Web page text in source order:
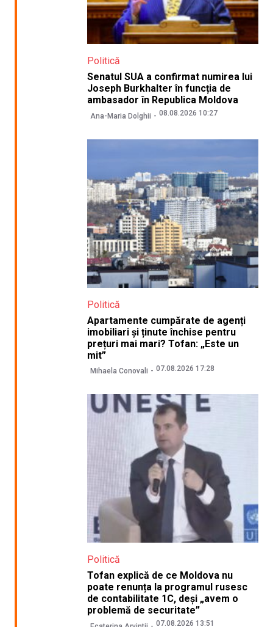
Politică
Senatul SUA a confirmat numirea lui
Joseph Burkhalter în funcția de
ambasador în Republica Moldova
Ana-Maria Dolghii 08.08.2026 10:27
Politică
Apartamente cumpărate de agenți
imobiliari și ținute închise pentru
prețuri mai mari? Tofan: „Este un
mit”
Mihaela Conovali 07.08.2026 17:28
Politică
Tofan explică de ce Moldova nu
poate renunța la programul rusesc
de contabilitate 1C, deși „avem o
problemă de securitate”
07.08.2026 13:51